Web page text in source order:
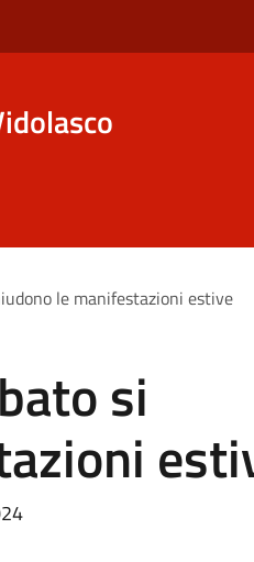
le manifestazioni estive
si